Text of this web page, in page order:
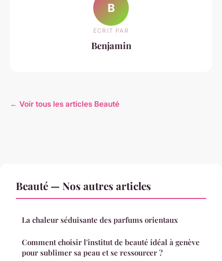
B
ECRIT PAR
Benjamin
← Voir tous les articles Beauté
Beauté — Nos autres articles
La chaleur séduisante des parfums orientaux
Comment choisir l'institut de beauté idéal à genève
pour sublimer sa peau et se ressourcer ?